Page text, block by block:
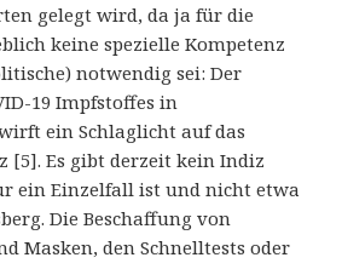
gelegt wird, da ja für die
keine spezielle Kompetenz
notwendig sei: Der
19 Impfstoffes in
ein Schlaglicht auf das
[5]. Es gibt derzeit kein Indiz
ein Einzelfall ist und nicht etwa
Die Beschaffung von
Masken, den Schnelltests oder